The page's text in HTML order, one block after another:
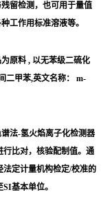
留检测，也可用于量值
工作用标准溶液等。
原料 , 以无苯级二硫化
甲苯,英文名称： m-
法-氢火焰离子化检测器
比对，核验配制值。通
定计量机构检定/校准的
基本单位。